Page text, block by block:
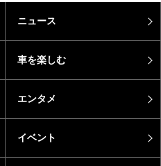
ニュース
車を楽しむ
エンタメ
イベント